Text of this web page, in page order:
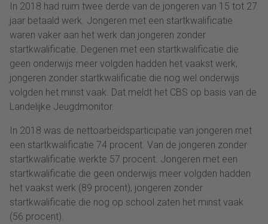
In 2018 had ruim twee derde van de jongeren van 15 tot 27
jaar betaald werk. Jongeren met een startkwalificatie
waren vaker aan het werk dan jongeren zonder
startkwalificatie. Degenen met een startkwalificatie die
geen onderwijs meer volgden hadden het vaakst werk,
jongeren zonder startkwalificatie die nog wel onderwijs
volgden het minst vaak. Dat meldt het CBS op basis van de
Landelijke Jeugdmonitor.
In 2018 was de nettoarbeidsparticipatie van jongeren met
een startkwalificatie 74 procent. Van de jongeren zonder
startkwalificatie werkte 57 procent. Jongeren met een
startkwalificatie die geen onderwijs meer volgden hadden
het vaakst werk (89 procent), jongeren zonder
startkwalificatie die nog op school zaten het minst vaak
(56 procent).